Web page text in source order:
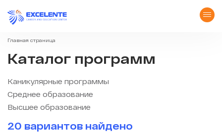
Главная страница
Каталог программ
Каникулярные программы
Среднее образование
Высшее образование
20 вариантов найдено